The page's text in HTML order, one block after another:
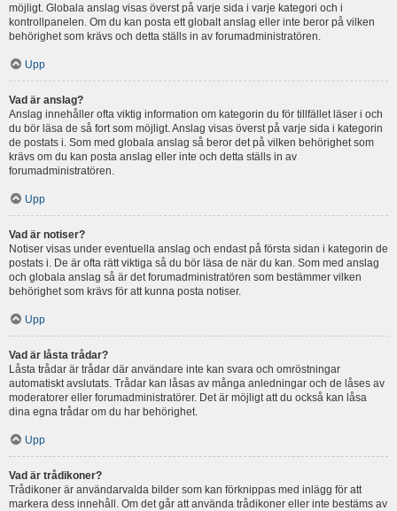
möjligt. Globala anslag visas överst på varje sida i varje kategori och i
kontrollpanelen. Om du kan posta ett globalt anslag eller inte beror på vilken
behörighet som krävs och detta ställs in av forumadministratören.
Upp
Vad är anslag?
Anslag innehåller ofta viktig information om kategorin du för tillfället läser i och
du bör läsa de så fort som möjligt. Anslag visas överst på varje sida i kategorin
de postats i. Som med globala anslag så beror det på vilken behörighet som
krävs om du kan posta anslag eller inte och detta ställs in av
forumadministratören.
Upp
Vad är notiser?
Notiser visas under eventuella anslag och endast på första sidan i kategorin de
postats i. De är ofta rätt viktiga så du bör läsa de när du kan. Som med anslag
och globala anslag så är det forumadministratören som bestämmer vilken
behörighet som krävs för att kunna posta notiser.
Upp
Vad är låsta trådar?
Låsta trådar är trådar där användare inte kan svara och omröstningar
automatiskt avslutats. Trådar kan låsas av många anledningar och de låses av
moderatorer eller forumadministratörer. Det är möjligt att du också kan låsa
dina egna trådar om du har behörighet.
Upp
Vad är trådikoner?
Trådikoner är användarvalda bilder som kan förknippas med inlägg för att
markera dess innehåll. Om det går att använda trådikoner eller inte bestäms av